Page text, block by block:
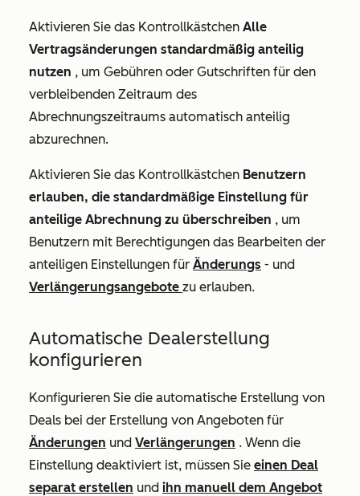
Aktivieren Sie das Kontrollkästchen Alle
Vertragsänderungen standardmäßig anteilig
nutzen , um Gebühren oder Gutschriften für den
verbleibenden Zeitraum des
Abrechnungszeitraums automatisch anteilig
abzurechnen.
Aktivieren Sie das Kontrollkästchen Benutzern
erlauben, die standardmäßige Einstellung für
anteilige Abrechnung zu überschreiben , um
Benutzern mit Berechtigungen das Bearbeiten der
anteiligen Einstellungen für Änderungs - und
Verlängerungsangebote zu erlauben.
Automatische Dealerstellung
konfigurieren
Konfigurieren Sie die automatische Erstellung von
Deals bei der Erstellung von Angeboten für
Änderungen und Verlängerungen . Wenn die
Einstellung deaktiviert ist, müssen Sie einen Deal
separat erstellen und ihn manuell dem Angebot